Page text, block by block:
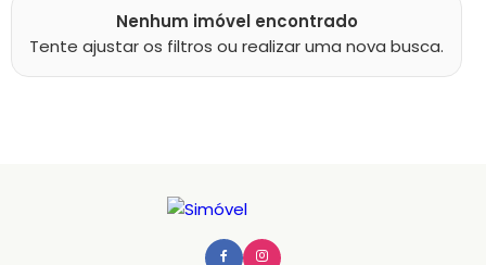
Nenhum imóvel encontrado
Tente ajustar os filtros ou realizar uma nova busca.